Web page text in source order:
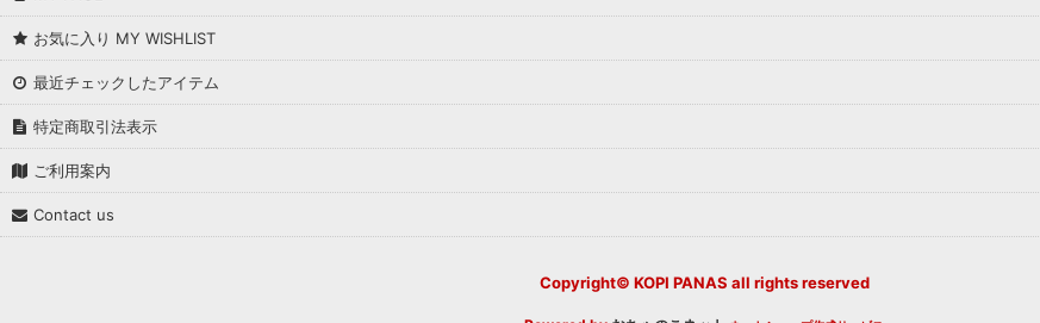
お気に入り MY WISHLIST
最近チェックしたアイテム
特定商取引法表示
ご利用案内
Contact us
Copyright© KOPI PANAS all rights reserved